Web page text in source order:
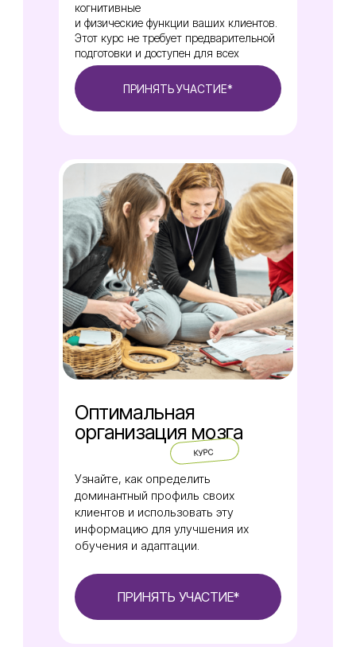
Оптимальная
организация мозга
когнитивные
и физические функции ваших клиентов.
Этот курс не требует предварительной
подготовки и доступен для всех
Узнайте, как определить
доминантный профиль своих
клиентов и использовать эту
информацию для улучшения их
обучения и адаптации.
ПРИНЯТЬ УЧАСТИЕ*
ПРИНЯТЬ УЧАСТИЕ*
КУРС